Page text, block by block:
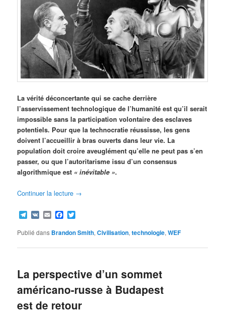
La vérité déconcertante qui se cache derrière
l’asservissement technologique de l’humanité est qu’il serait
impossible sans la participation volontaire des esclaves
potentiels. Pour que la technocratie réussisse, les gens
doivent l’accueillir à bras ouverts dans leur vie. La
population doit croire aveuglément qu’elle ne peut pas s’en
passer, ou que l’autoritarisme issu d’un consensus
algorithmique est « inévitable ».
Continuer la lecture →
Telegram
VK EmailFacebook
Publié dans Brandon Smith,Civilisation,technologie,WEF
La perspective d’un sommet
américano-russe à Budapest
est de retour